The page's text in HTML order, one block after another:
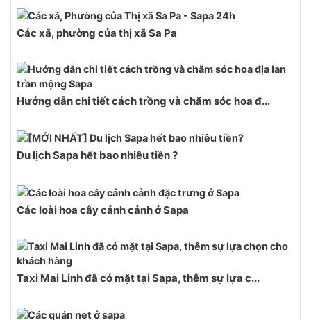
Các xã, phường của thị xã Sa Pa
Hướng dẫn chi tiết cách trồng và chăm sóc hoa đ...
Du lịch Sapa hết bao nhiêu tiền ?
Các loài hoa cây cảnh cảnh ở Sapa
Taxi Mai Linh đã có mặt tại Sapa, thêm sự lựa c...